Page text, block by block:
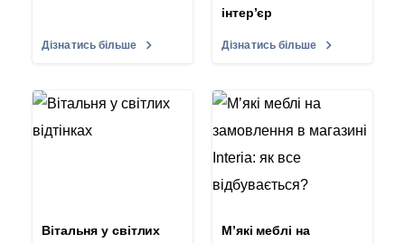
Дізнатись більше
інтер’єр
Дізнатись більше
Вітальня у світлих
М’які меблі на